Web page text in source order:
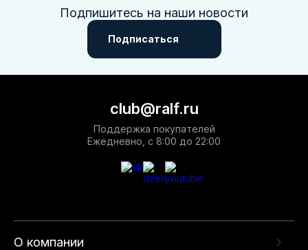
Подпишитесь на наши новости
Подписаться
О компании
club@ralf.ru
Поддержка покупателей
Ежедневно, с 8:00 до 22:00